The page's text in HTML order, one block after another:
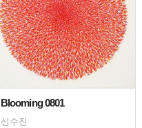
Blooming 0801
신수진